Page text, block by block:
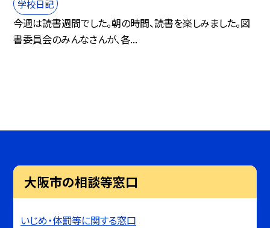
学校日記
今週は読書週間でした。朝の時間、読書を楽しみました。図
書委員会のみんなさんが、各...
大阪市の相談等窓口
いじめ・体罰等に関する窓口